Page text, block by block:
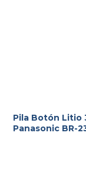
Pila Botón Litio
Panasonic BR-